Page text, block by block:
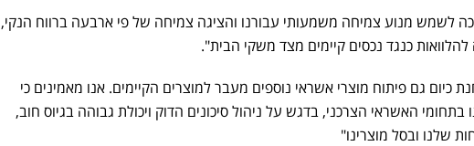
לשמש מנוע צמיחה משמעותי עבורנו והציגה צמיחה של פי ארבעה ברווח הנקי,
להלוואות כנגד נכסים קיימים מצד משקי הבית".
כיום גם פיתוח מוצרי אשראי נוספים מעבר למוצרים הקיימים. אנו מאמינים כי
בתחומי האשראי הצרכני, בדגש על ניהול סיכונים הדוק ויכולת גבוהה בגיוס חוב,
שלנו ובסל מוצרינו"